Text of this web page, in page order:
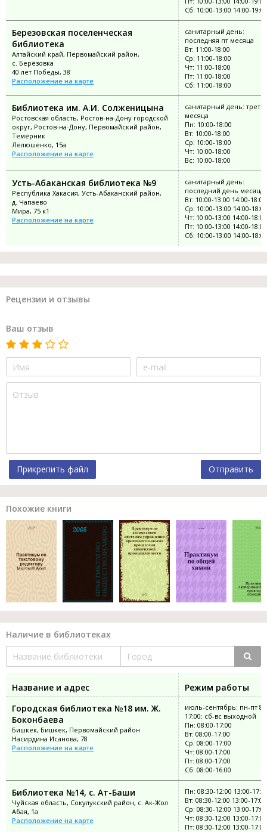
Сб: 10:00-13:00 14:00-19:00
Березовская поселенческая
библиотека
Алтайский край, Первомайский район,
с. Берёзовка
40 лет Победы, 38
Расположение на карте
санитарный день:
последняя пт месяца
Вт: 11:00-18:00
Ср: 11:00-18:00
Чт: 11:00-18:00
Пт: 11:00-18:00
Сб: 11:00-18:00
Библиотека им. А.И. Солженицына
Ростовская область, Ростов-на-Дону городской
округ, Ростов-на-Дону, Первомайский район,
Темерник
Лелюшенко, 15а
Расположение на карте
санитарный день:
месяца
Пн: 10:00-18:00
Вт: 10:00-18:00
Ср: 10:00-18:00
Чт: 10:00-18:00
Вс: 10:00-18:00
Усть-Абаканская библиотека №9
Республика Хакасия, Усть-Абаканский район,
д. Чапаево
Мира, 75 к1
Расположение на карте
санитарный день:
последний день месяца
Вт: 10:00-13:00 14:00-18:00
Ср: 10:00-13:00 14:00-18:00
Чт: 10:00-13:00 14:00-18:00
Пт: 10:00-13:00 14:00-18:00
Сб: 10:00-13:00 14:00-18:00
Рецензии и отзывы
Ваш отзыв
Прикрепить файл Отправить
Похожие книги
Наличие в библиотеках
Название и адрес
Режим работы
Городская библиотека №18 им. Ж.
Боконбаева
Бишкек, Бишкек, Первомайский район
Насирдина Исанова, 78
Расположение на карте
июль-сентябрь: пн-пт
17:00; сб-вс выходной
Пн: 08:00-17:00
Вт: 08:00-17:00
Ср: 08:00-17:00
Чт: 08:00-17:00
Пт: 08:00-17:00
Сб: 08:00-16:00
Библиотека №14, с. Ат-Баши
Чуйская область, Сокулукский район, с. Ак-Жол
Абая, 1а
Расположение на карте
Пн: 08:30-12:00 13:00-
Вт: 08:30-12:00 13:00-17:00
Ср: 08:30-12:00 13:00-17:00
Чт: 08:30-12:00 13:00-17:00
Пт: 08:30-12:00 13:00-17:00